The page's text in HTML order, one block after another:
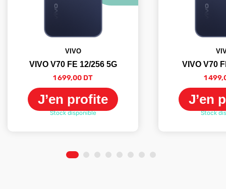
VIVO
VIVO V70 FE 12/256 5G
1 699,00 DT
J’en profite
Stock disponible
VIVO V70
1
J’en
Stock
2 3 4 5 6 7 8